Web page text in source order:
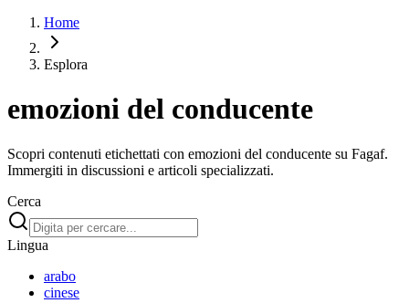
Home
Esplora
emozioni del conducente
Scopri contenuti etichettati con emozioni del conducente su Fagaf.
Immergiti in discussioni e articoli specializzati.
Cerca
Lingua
arabo
cinese